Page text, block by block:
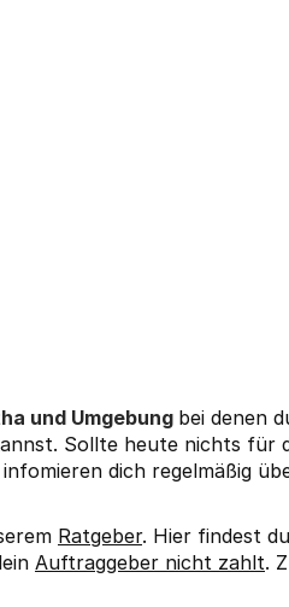
und Umgebung bei denen
Sollte heute nichts für
dich regelmäßig
Ratgeber. Hier findest
Auftraggeber nicht zahlt.